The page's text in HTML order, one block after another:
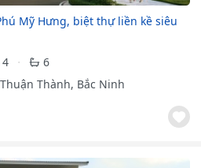
Mỹ Hưng, biệt thự liền kề siêu
4
6
Thành, Bắc Ninh